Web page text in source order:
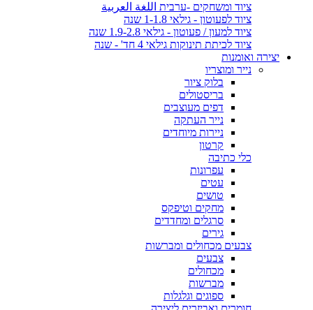
ציוד ומשחקים -ערבית اللغة العربية
ציוד לפעוטון - גילאי 1-1.8 שנה
ציוד למעון / פעוטון - גילאי 1.9-2.8 שנה
ציוד לכיתת תינוקות גילאי 4 חד' - שנה
יצירה ואומנות
נייר ומוצריו
בלוק ציור
בריסטולים
דפים מעוצבים
נייר העתקה
ניירות מיוחדים
קרטון
כלי כתיבה
עפרונות
עטים
טושים
מחקים וטיפקס
סרגלים ומחדדים
גירים
צבעים מכחולים ומברשות
צבעים
מכחולים
מברשות
ספוגים וגלגלות